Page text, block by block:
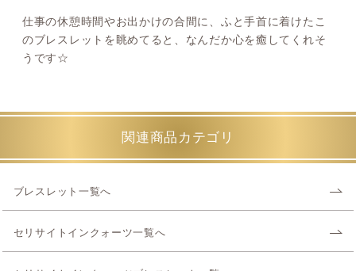
仕事の休憩時間やお出かけの合間に、ふと手首に着けたこ
のブレスレットを眺めてると、なんだか心を癒してくれそ
うです☆
関連商品カテゴリ
ブレスレット一覧へ
セリサイトインクォーツ一覧へ